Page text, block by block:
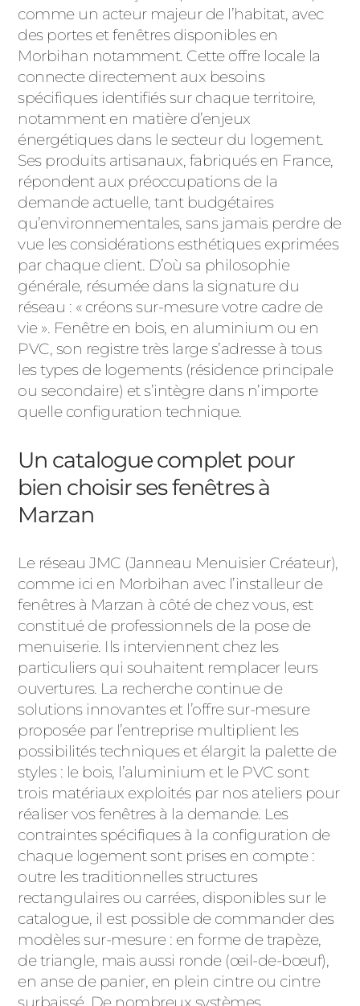
comme un acteur majeur de l’habitat, avec
des portes et fenêtres disponibles en
Morbihan notamment. Cette offre locale la
connecte directement aux besoins
spécifiques identifiés sur chaque territoire,
notamment en matière d’enjeux
énergétiques dans le secteur du logement.
Ses produits artisanaux, fabriqués en France,
répondent aux préoccupations de la
demande actuelle, tant budgétaires
qu’environnementales, sans jamais perdre de
vue les considérations esthétiques exprimées
par chaque client. D’où sa philosophie
générale, résumée dans la signature du
réseau : « créons sur-mesure votre cadre de
vie ». Fenêtre en bois, en aluminium ou en
PVC, son registre très large s’adresse à tous
les types de logements (résidence principale
ou secondaire) et s’intègre dans n’importe
quelle configuration technique.
Un catalogue complet pour
bien choisir ses fenêtres à
Marzan
Le réseau JMC (Janneau Menuisier Créateur),
comme ici en Morbihan avec l’installeur de
fenêtres à Marzan à côté de chez vous, est
constitué de professionnels de la pose de
menuiserie. Ils interviennent chez les
particuliers qui souhaitent remplacer leurs
ouvertures. La recherche continue de
solutions innovantes et l’offre sur-mesure
proposée par l’entreprise multiplient les
possibilités techniques et élargit la palette de
styles : le bois, l’aluminium et le PVC sont
trois matériaux exploités par nos ateliers pour
réaliser vos fenêtres à la demande. Les
contraintes spécifiques à la configuration de
chaque logement sont prises en compte :
outre les traditionnelles structures
rectangulaires ou carrées, disponibles sur le
catalogue, il est possible de commander des
modèles sur-mesure : en forme de trapèze,
de triangle, mais aussi ronde (œil-de-bœuf),
en anse de panier, en plein cintre ou cintre
ACIER